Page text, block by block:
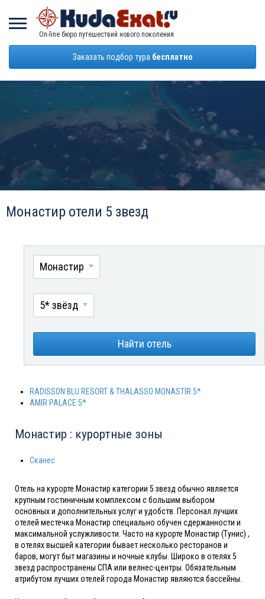
On-line бюро путешествий нового поколения
Заказать подбор тура бесплатно
Монастир отели 5 звезд
Монастир
5* звёзд
Найти отель
RADISSON BLU RESORT & THALASSO MONASTIR 5*
AMIR PALACE 5*
Монастир : курортные зоны
Сканес
Отель на курорте Монастир категории 5 звезд обычно является
крупным гостиничным комплексом с большим выбором
основных и дополнительных услуг и удобств. Персонал лучших
отелей местечка Монастир специально обучен сдержанности и
максимальной услужливости. Часто на курорте Монастир (Тунис) ,
в отелях высшей категории бывает несколько ресторанов и
баров, могут быт магазины и ночные клубы. Широко в отелях 5
звезд распространены СПА или велнес-центры. Обязательным
атрибутом лучших отелей города Монастир являются бассейны.